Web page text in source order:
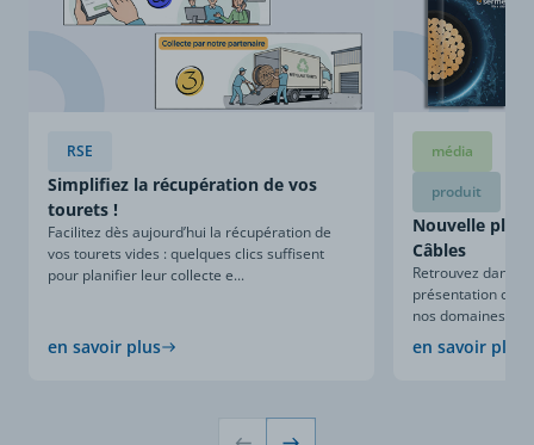
RSE
Simplifiez la récupération de vos
tourets !
Facilitez dès aujourd’hui la récupération de
vos tourets vides : quelques clics suffisent
pour planifier leur collecte e...
en savoir plus
média
produit
Nouvelle
Câbles
Retrouvez dans
présentation
nos domaines
en savoir plus